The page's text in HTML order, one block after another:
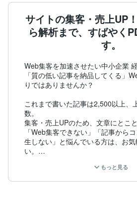
サイトの集客・売上UP
ら解析まで、すばやく
す。
Web集客を加速させたい中小企業 経
「質の低い記事を納品してくる」
りではありませんか？
これまで書いた記事は2,500以上、
数。
集客・売上UPのため、文章にとこ
「Web集客できない」「記事から
生しない」と悩んでいる方は、お
い。
・ココナラ販売実績： 600件以上
もっと見る